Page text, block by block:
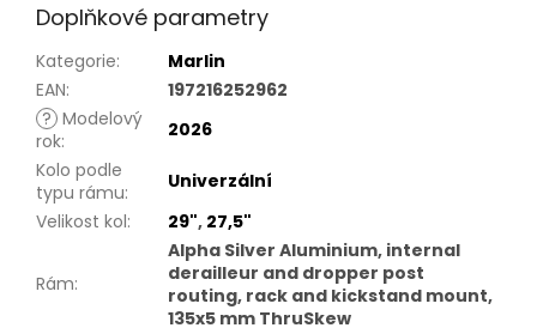
Doplňkové parametry
Kategorie:
Marlin
EAN:
197216252962
? Modelový
rok:
2026
Kolo podle
typu rámu:
Univerzální
Velikost kol: 29", 27,5"
Rám:
Alpha Silver Aluminium, internal
derailleur and dropper post
routing, rack and kickstand mount,
135x5 mm ThruSkew